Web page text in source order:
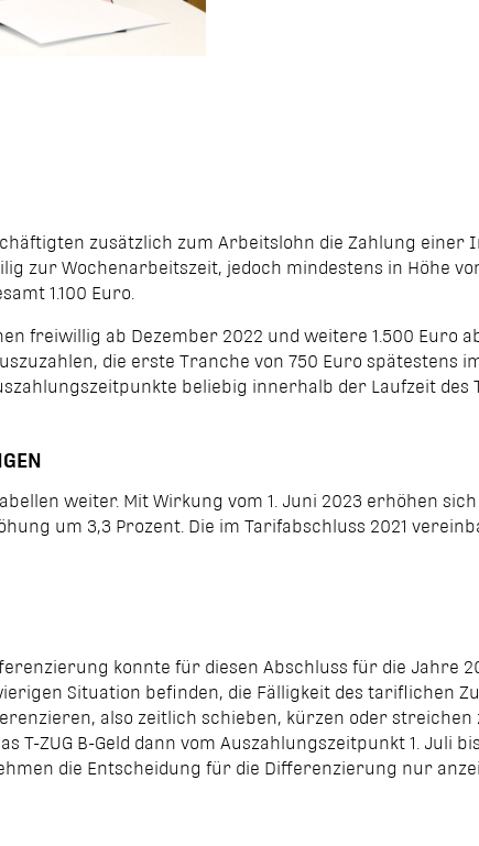
zusätzlich zum Arbeitslohn die Zahlung einer
zur Wochen­arbeitszeit, jedoch mindestens in Höhe
1.100 Euro.
freiwillig ab Dezember 2022 und weitere 1.500 Euro
die erste Tranche von 750 Euro spätestens
beliebig innerhalb der Laufzeit des
weiter. Mit Wirkung vom 1. Juni 2023 erhöhen
um 3,3 Prozent. Die im Tarifabschluss 2021
konnte für diesen Abschluss für die Jahre
Situation befinden, die Fälligkeit des tariflichen
also zeitlich schieben, kürzen oder
ZUG B-Geld dann vom Auszahlungszeitpunkt 1. Juli
die Entscheidung für die Differenzierung nur